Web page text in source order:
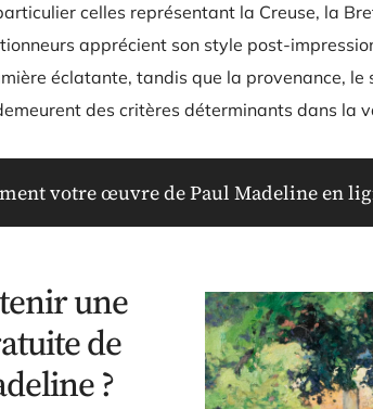
celles représentant la Creuse, la
apprécient son style post-
éclatante, tandis que la provenance, le
des critères déterminants dans la
votre œuvre de Paul Madeline en
une
de
?